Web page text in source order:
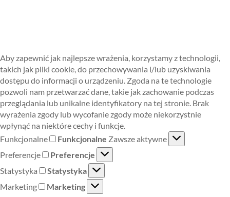
Aby zapewnić jak najlepsze wrażenia, korzystamy z technologii,
takich jak pliki cookie, do przechowywania i/lub uzyskiwania
dostępu do informacji o urządzeniu. Zgoda na te technologie
pozwoli nam przetwarzać dane, takie jak zachowanie podczas
przeglądania lub unikalne identyfikatory na tej stronie. Brak
wyrażenia zgody lub wycofanie zgody może niekorzystnie
wpłynąć na niektóre cechy i funkcje.
Funkcjonalne
Funkcjonalne Zawsze aktywne
Preferencje
Preferencje
Statystyka
Statystyka
Marketing
Marketing